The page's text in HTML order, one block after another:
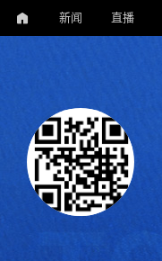
新闻 直播